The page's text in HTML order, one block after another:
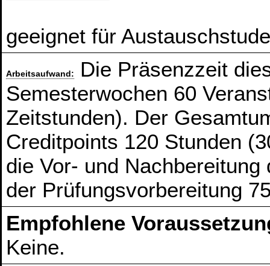
geeignet für
Arbeitsaufwand:
Die Präsenzzeit
Semesterwochen 60
Zeitstunden). Der
Creditpoints 120 Stunden
die Vor- und
der Prüfungsvorbereitung
Empfohlene
Keine.